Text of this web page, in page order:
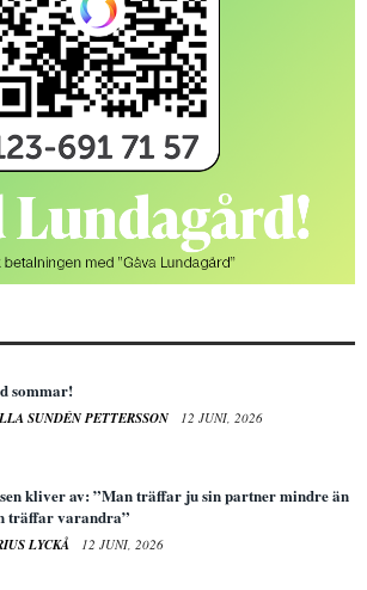
sommar!
SUNDÉN PETTERSSON 12 JUNI, 2026
kliver av: ”Man träffar ju sin partner mindre än
träffar varandra”
LYCKÅ 12 JUNI, 2026